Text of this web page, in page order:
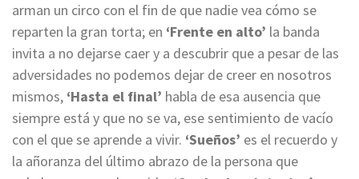
arman un circo con el fin de que nadie vea cómo se
reparten la gran torta; en ‘Frente en alto’ la banda
invita a no dejarse caer y a descubrir que a pesar de las
adversidades no podemos dejar de creer en nosotros
mismos, ‘Hasta el final’ habla de esa ausencia que
siempre está y que no se va, ese sentimiento de vacío
con el que se aprende a vivir. ‘Sueños’ es el recuerdo y
la añoranza del último abrazo de la persona que